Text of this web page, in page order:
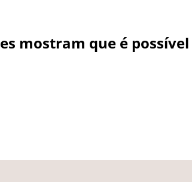
mostram que é